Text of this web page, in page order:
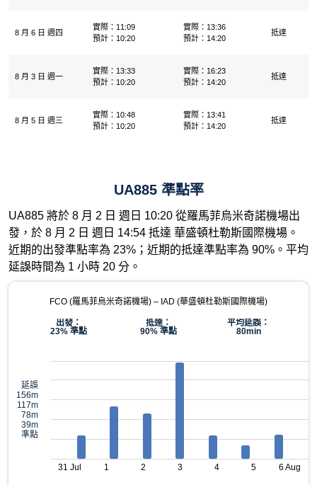
8 月 6 日 週四
實際：11:09
預計：10:20
實際：13:36
預計：14:20
抵達
8 月 3 日 週一
實際：13:33
預計：10:20
實際：16:23
預計：14:20
抵達
8 月 5 日 週三
實際：10:48
預計：10:20
實際：13:41
預計：14:20
抵達
UA885 準點率
UA885 將於 8 月 2 日 週日 10:20 從羅馬菲烏米奇諾機場出
發，於 8 月 2 日 週日 14:54 抵達 華盛頓杜勒斯國際機場。
近期的出發準點率為 23%；近期的抵達準點率為 90%。平均
延誤時間為 1 小時 20 分。
FCO (羅馬菲烏米奇諾機場) – IAD (華盛頓杜勒斯國際機場)
出發：
23% 準點
抵達：
90% 準點
平均延誤：
80min
延誤
156m
117m
78m
39m
準點
31 Jul 1 2 3 4 5 6 Aug